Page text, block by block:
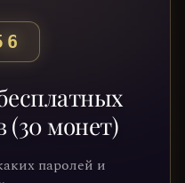
монет)
паролей и
свой
людей,